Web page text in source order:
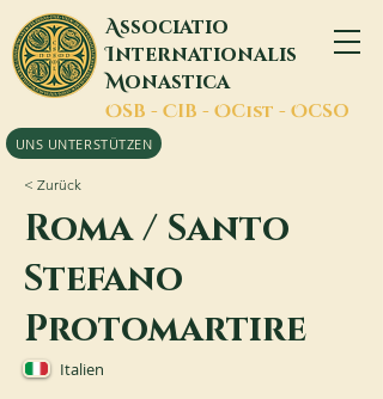
Associatio
Internationalis
Monastica
OSB - CIB - OCist - OCSO
UNS UNTERSTÜTZEN
< Zurück
Roma / Santo
Stefano
Protomartire
Italien